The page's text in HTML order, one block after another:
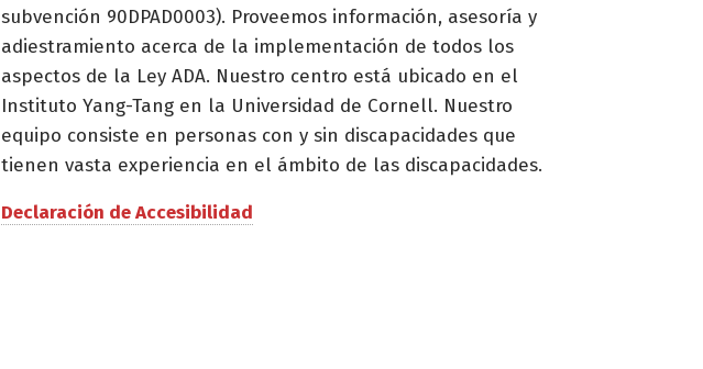
subvención 90DPAD0003). Proveemos información, asesoría y
adiestramiento acerca de la implementación de todos los
aspectos de la Ley ADA. Nuestro centro está ubicado en el
Instituto Yang-Tang en la Universidad de Cornell. Nuestro
equipo consiste en personas con y sin discapacidades que
tienen vasta experiencia en el ámbito de las discapacidades.
Declaración de Accesibilidad